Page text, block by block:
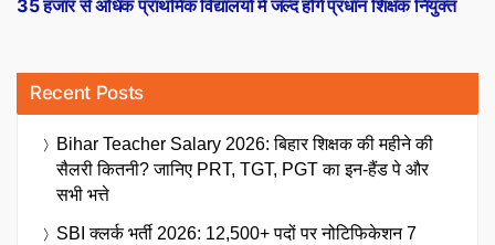
35 हजार से अधिक प्राथमिक विद्यालयों में जल्द होंगे प्रधान शिक्षक नियुक्त
Recent Posts
Bihar Teacher Salary 2026: बिहार शिक्षक की महीने की
सैलरी कितनी? जानिए PRT, TGT, PGT का इन-हैंड पे और
सभी भत्ते
SBI क्लर्क भर्ती 2026: 12,500+ पदों पर नोटिफिकेशन 7